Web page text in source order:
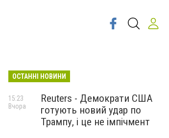
ОСТАННІ НОВИНИ
Reuters - Демократи США
готують новий удар по
Трампу, і це не імпічмент
15:23
Вчора